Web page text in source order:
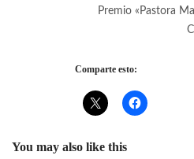
Premio «Pastora
Comparte esto:
You may also like this